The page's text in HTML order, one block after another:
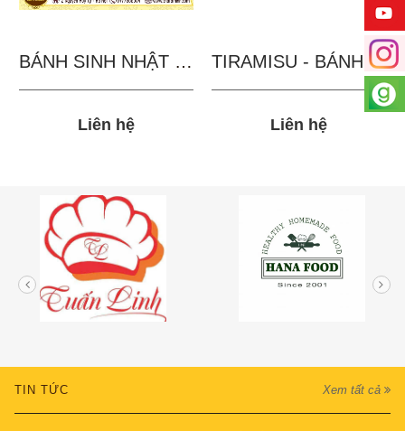
BÁNH SINH NHẬT IN...
Liên hệ
TIRAMISU - BÁNH TẶNG...
Liên hệ
TIN TỨC Xem tất cả